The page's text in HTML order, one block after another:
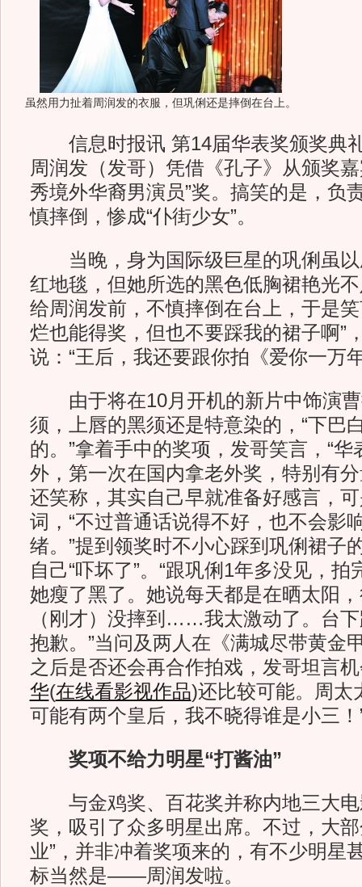
虽然用力扯着周润发的衣服，但巩俐还是摔倒在台上。
信息时报讯 第14届华表奖颁奖典
周润发（发哥）凭借《孔子》从颁奖
秀境外华裔男演员”奖。搞笑的是，负
慎摔倒，惨成“仆街少女”。
当晚，身为国际级巨星的巩俐虽以
红地毯，但她所选的黑色低胸裙艳光
给周润发前，不慎摔倒在台上，于是
烂也能得奖，但也不要踩我的裙子啊”
说：“王后，我还要跟你拍《爱你一万
由于将在10月开机的新片中饰演曹
须，上唇的黑须还是特意染的，“下巴
的。”拿着手中的奖项，发哥笑言，“
外，第一次在国内拿老外奖，特别有
还笑称，其实自己早就准备好感言，
词，“不过普通话说得不好，也不会影
绪。”提到领奖时不小心踩到巩俐裙子
自己“吓坏了”。“跟巩俐1年多没见，
她瘦了黑了。她说每天都是在晒太阳
（刚才）没摔到……我太激动了。台
抱歉。”当问及两人在《满城尽带黄金
之后是否还会再合作拍戏，发哥坦言
华(在线看影视作品)还比较可能。周太
可能有两个皇后，我不晓得谁是小三！
奖项不给力明星“打酱油”
与金鸡奖、百花奖并称内地三大电
奖，吸引了众多明星出席。不过，大
业”，并非冲着奖项来的，有不少明星
标当然是——周润发啦。